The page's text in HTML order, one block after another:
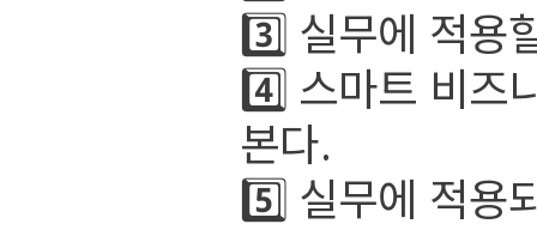
3️⃣ 실무에 적용
4️⃣ 스마트 비즈
본다.
5️⃣ 실무에 적용